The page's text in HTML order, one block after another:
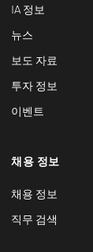
IA 정보
뉴스
보도 자료
투자 정보
이벤트
채용 정보
채용 정보
직무 검색